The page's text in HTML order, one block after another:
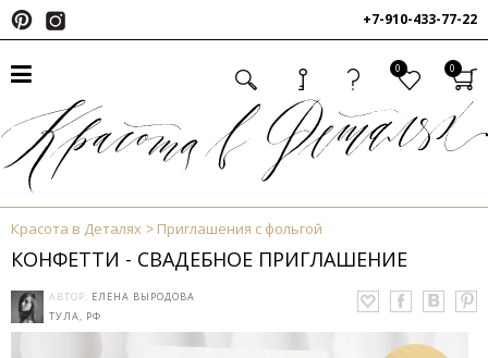
+7-910-433-77-22
0 0
Красота в Деталях Приглашения с фольгой
КОНФЕТТИ - СВАДЕБНОЕ ПРИГЛАШЕНИЕ
АВТОР: ЕЛЕНА ВЫРОДОВА
ТУЛА, РФ